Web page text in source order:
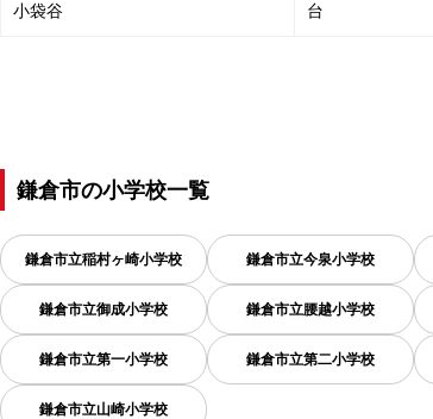
小袋谷 台
鎌倉市の小学校一覧
鎌倉市立稲村ヶ崎小学校 鎌倉市立今泉小学校
鎌倉市立御成小学校 鎌倉市立腰越小学校
鎌倉市立第一小学校 鎌倉市立第二小学校
鎌倉市立山崎小学校